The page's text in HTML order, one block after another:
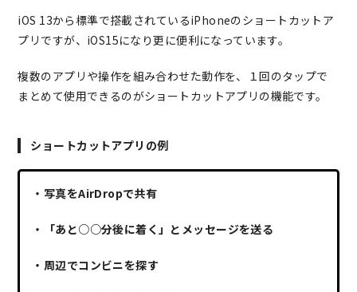
iOS 13から標準で搭載されているiPhoneのショートカットア
プリですが、iOS15になり更に便利になっています。
複数のアプリや操作を組み合わせた動作を、１回のタップで
まとめて使用できるのがショートカットアプリの機能です。
ショートカットアプリの例
・写真をAirDropで共有
・「あと○○分後に着く」とメッセージを送る
・周辺でコンビニを探す